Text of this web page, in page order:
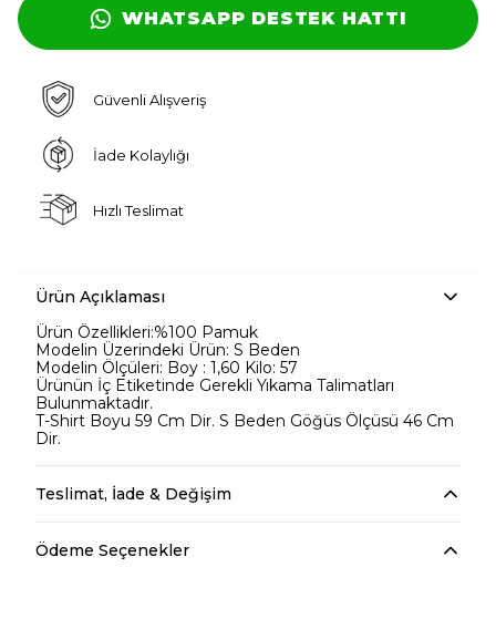
WHATSAPP DESTEK HATTI
Güvenli Alışveriş
İade Kolaylığı
Hızlı Teslimat
Ürün Açıklaması
Ürün Özellikleri:%100 Pamuk
Modelin Üzerindeki Ürün: S Beden
Modelin Ölçüleri: Boy : 1,60 Kilo: 57
Ürünün İç Etiketinde Gerekli Yıkama Talimatları
Bulunmaktadır.
T-Shirt Boyu 59 Cm Dir. S Beden Göğüs Ölçüsü 46 Cm
Dir.
Teslimat, İade & Değişim
Ödeme Seçenekler